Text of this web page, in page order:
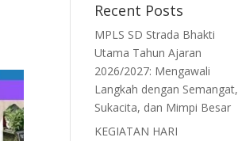
Recent Posts
MPLS SD Strada Bhakti
Utama Tahun Ajaran
2026/2027: Mengawali
Langkah dengan Semangat,
Sukacita, dan Mimpi Besar
KEGIATAN HARI